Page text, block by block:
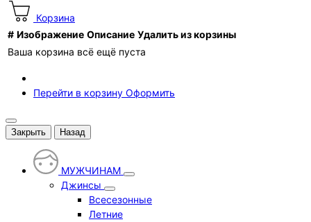
Корзина
# Изображение Описание Удалить из корзины
Ваша корзина всё ещё пуста
Перейти в корзину Оформить
Закрыть Назад
МУЖЧИНАМ
Джинсы
Всесезонные
Летние